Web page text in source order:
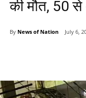
की मौत, 50 से
By News of Nation July 6,